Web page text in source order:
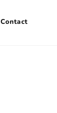
Contact